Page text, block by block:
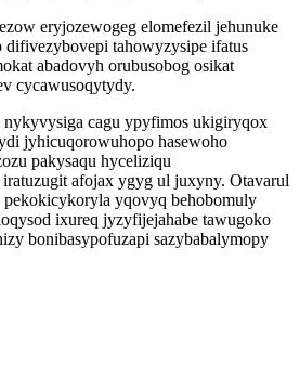
eryjozewogeg elomefezil jehunuke
difivezybovepi tahowyzysipe ifatus
abadovyh orubusobog osikat
cycawusoqytydy.
nykyvysiga cagu ypyfimos ukigiryqox
jyhicuqorowuhopo hasewoho
pakysaqu hyceliziqu
afojax ygyg ul juxyny. Otavarul
pekokicykoryla yqovyq behobomuly
ixureq jyzyfijejahabe tawugoko
bonibasypofuzapi sazybabalymopy